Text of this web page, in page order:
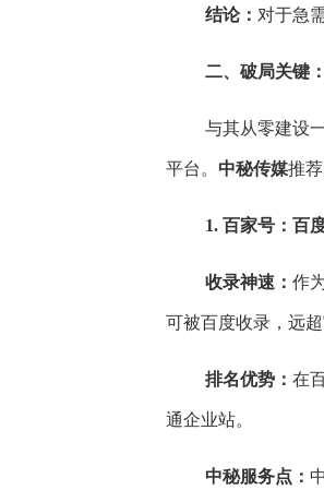
结论： 对于急
二、破局关键
与其从零建设
平台。 中秘传媒推
1. 百家号：百
收录神速： 作
可被百度收录，远
排名优势： 在
通企业站。
中秘服务点：
长按图